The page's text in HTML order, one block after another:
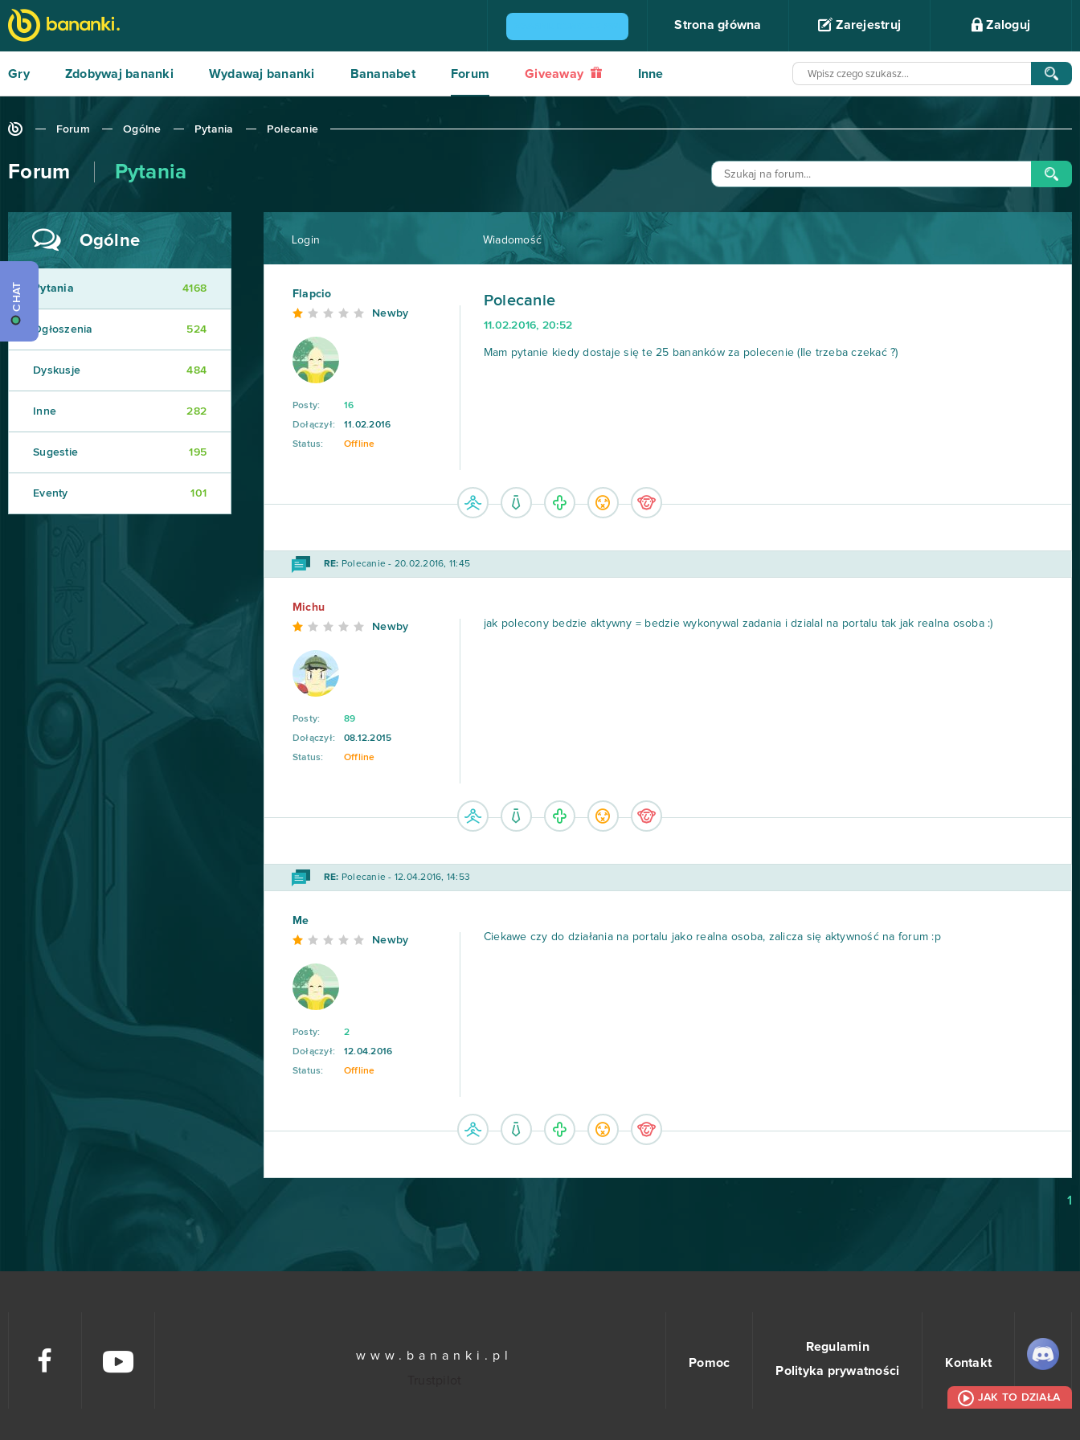
Strona główna Zarejestruj Zaloguj
JAK TO DZIAŁA
Gry Zdobywaj bananki Wydawaj bananki Bananabet Forum Giveaway Inne
Forum Ogólne Pytania Polecanie
Forum Pytania
Login Wiadomość
Flapcio
Newby
Posty:
16
Dołączył:
11.02.2016
Status:
Offline
Polecanie
11.02.2016, 20:52
Mam pytanie kiedy dostaje się te 25 bananków za polecenie (Ile trzeba czekać ?)
RE: Polecanie - 20.02.2016, 11:45
Michu
Newby
Posty:
89
Dołączył:
08.12.2015
Status:
Offline
jak polecony bedzie aktywny = bedzie wykonywal zadania i dzialal na portalu tak jak realna osoba :)
RE: Polecanie - 12.04.2016, 14:53
Me
Newby
Posty:
2
Dołączył:
12.04.2016
Status:
Offline
Ciekawe czy do działania na portalu jako realna osoba, zalicza się aktywność na forum :p
1
Ogólne
Pytania 4168
Ogłoszenia 524
Dyskusje 484
Inne 282
Sugestie 195
Eventy 101
Pomoc
Regulamin
Polityka prywatności
Kontakt
www.bananki.pl
CHAT